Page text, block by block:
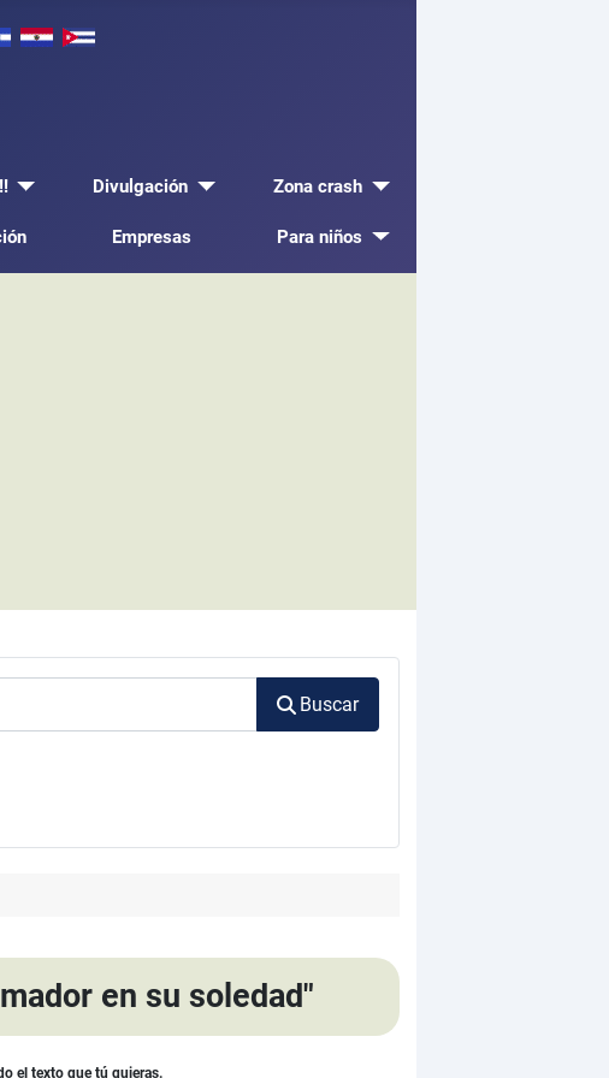
Divulgación Zona crash
Empresas Para niños
Buscar
en su soledad"
el texto que tú quieras.